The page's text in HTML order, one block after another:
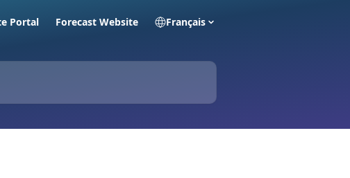
Portal Forecast Website Français